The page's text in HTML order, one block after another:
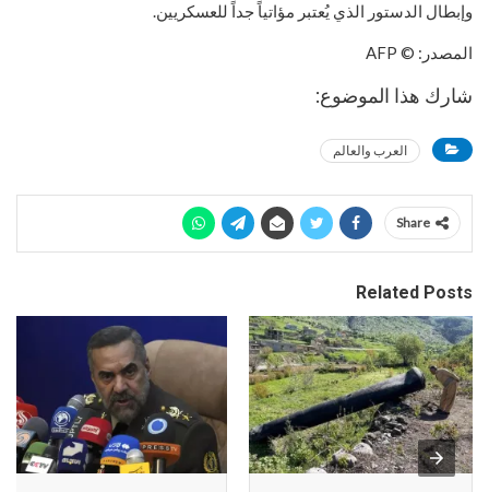
وإبطال الدستور الذي يُعتبر مؤاتياً جداً للعسكريين.
المصدر: © AFP
شارك هذا الموضوع:
العرب والعالم
Share
Related Posts